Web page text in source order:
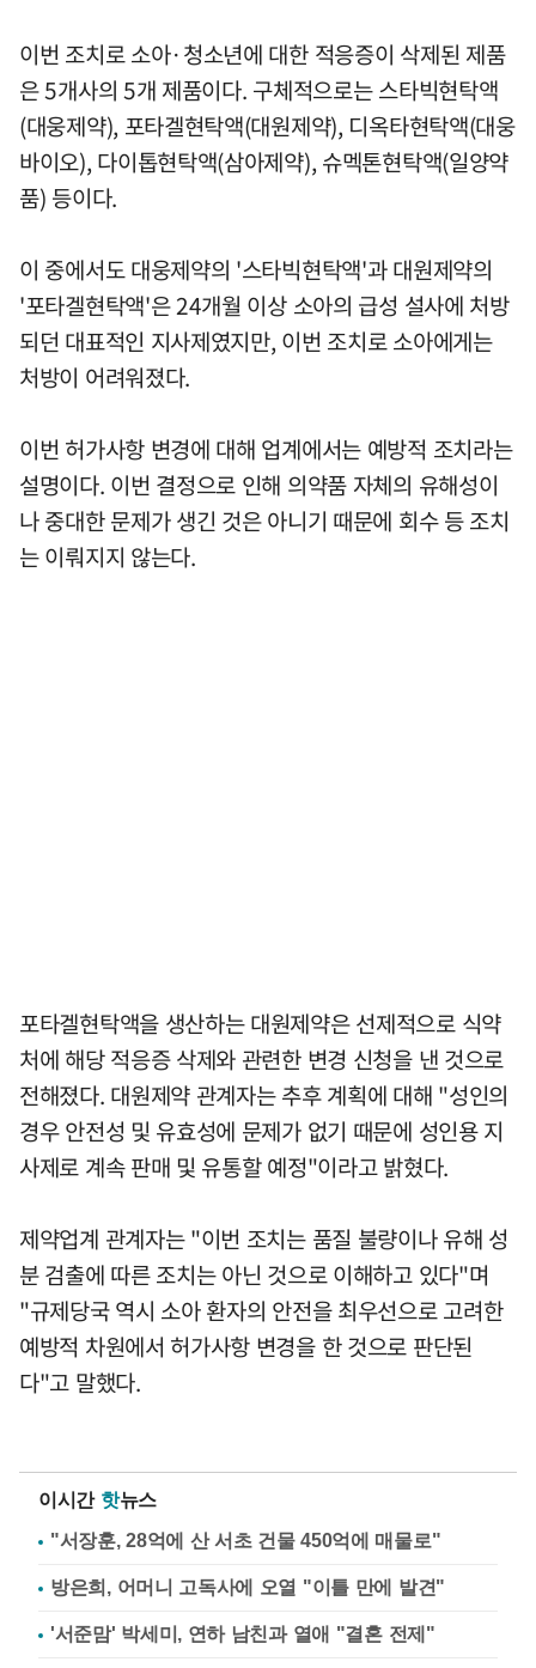
이번 조치로 소아·청소년에 대한 적응증이 삭제된 제품
은 5개사의 5개 제품이다. 구체적으로는 스타빅현탁액
(대웅제약), 포타겔현탁액(대원제약), 디옥타현탁액(대웅
바이오), 다이톱현탁액(삼아제약), 슈멕톤현탁액(일양약
품) 등이다.
이 중에서도 대웅제약의 '스타빅현탁액'과 대원제약의
'포타겔현탁액'은 24개월 이상 소아의 급성 설사에 처방
되던 대표적인 지사제였지만, 이번 조치로 소아에게는
처방이 어려워졌다.
이번 허가사항 변경에 대해 업계에서는 예방적 조치라는
설명이다. 이번 결정으로 인해 의약품 자체의 유해성이
나 중대한 문제가 생긴 것은 아니기 때문에 회수 등 조치
는 이뤄지지 않는다.
포타겔현탁액을 생산하는 대원제약은 선제적으로 식약
처에 해당 적응증 삭제와 관련한 변경 신청을 낸 것으로
전해졌다. 대원제약 관계자는 추후 계획에 대해 "성인의
경우 안전성 및 유효성에 문제가 없기 때문에 성인용 지
사제로 계속 판매 및 유통할 예정"이라고 밝혔다.
제약업계 관계자는 "이번 조치는 품질 불량이나 유해 성
분 검출에 따른 조치는 아닌 것으로 이해하고 있다"며
"규제당국 역시 소아 환자의 안전을 최우선으로 고려한
예방적 차원에서 허가사항 변경을 한 것으로 판단된
다"고 말했다.
이시간 핫뉴스
"서장훈, 28억에 산 서초 건물 450억에 매물로"
방은희, 어머니 고독사에 오열 "이틀 만에 발견"
'서준맘' 박세미, 연하 남친과 열애 "결혼 전제"